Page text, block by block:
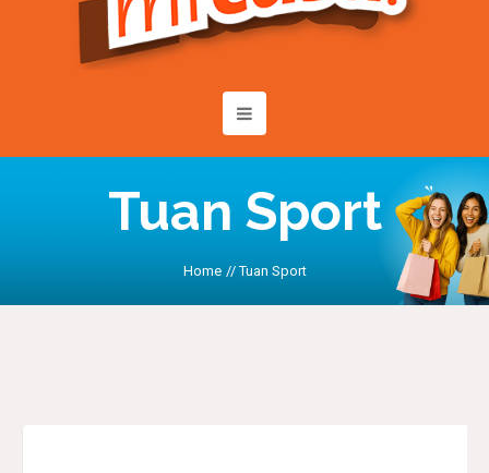
Tuan Sport
Home //Tuan Sport